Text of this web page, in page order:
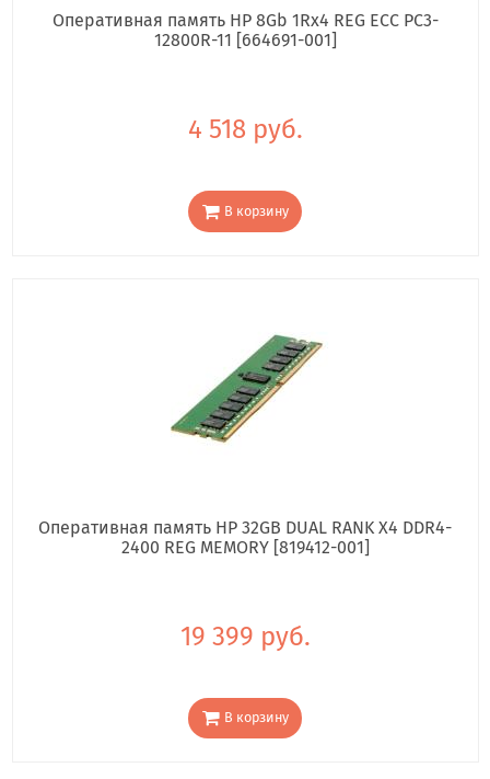
Оперативная память HP 8Gb 1Rx4 REG ECC PC3-
12800R-11 [664691-001]
4 518 руб.
В корзину
Оперативная память HP 32GB DUAL RANK X4 DDR4-
2400 REG MEMORY [819412-001]
19 399 руб.
В корзину